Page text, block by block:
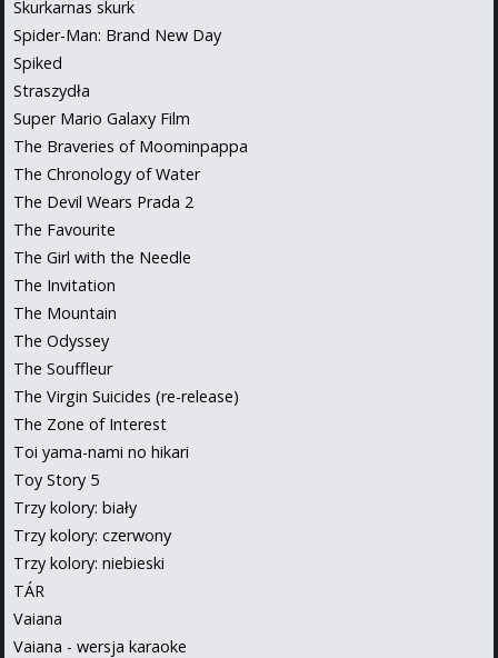
Skurkarnas skurk
Spider-Man: Brand New Day
Spiked
Straszydła
Super Mario Galaxy Film
The Braveries of Moominpappa
The Chronology of Water
The Devil Wears Prada 2
The Favourite
The Girl with the Needle
The Invitation
The Mountain
The Odyssey
The Souffleur
The Virgin Suicides (re-release)
The Zone of Interest
Toi yama-nami no hikari
Toy Story 5
Trzy kolory: biały
Trzy kolory: czerwony
Trzy kolory: niebieski
TÁR
Vaiana
Vaiana - wersja karaoke